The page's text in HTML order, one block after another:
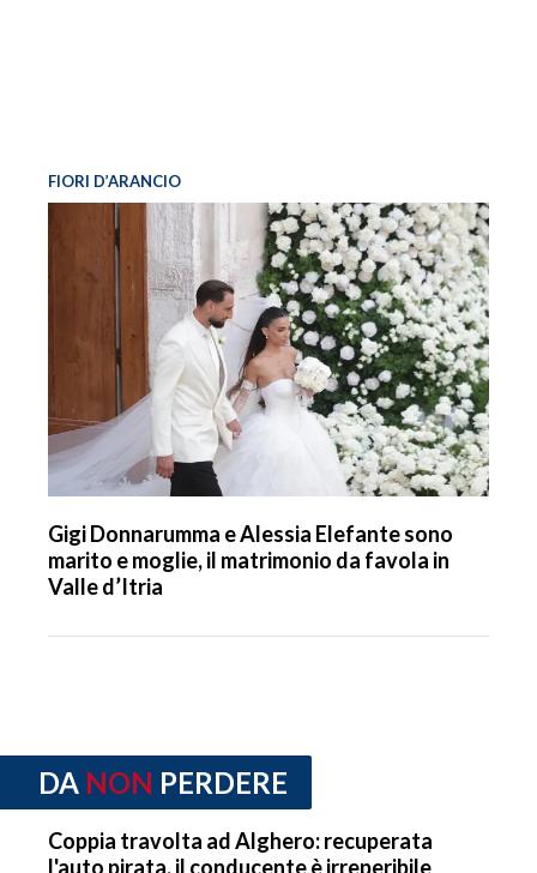
FIORI D’ARANCIO
Gigi Donnarumma e Alessia Elefante sono
marito e moglie, il matrimonio da favola in
Valle d’Itria
DA NON PERDERE
Coppia travolta ad Alghero: recuperata
l'auto pirata, il conducente è irreperibile